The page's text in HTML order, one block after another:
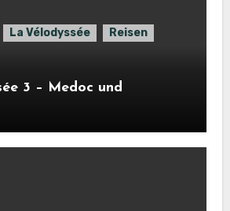
La Vélodyssée
Reisen
3 – Medoc und